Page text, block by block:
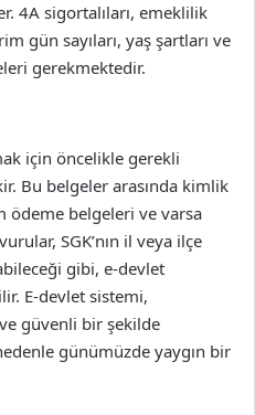
4A sigortalıları, emeklilik
gün sayıları, yaş şartları ve
gerekmektedir.
için öncelikle gerekli
Bu belgeler arasında kimlik
ödeme belgeleri ve varsa
SGK’nın il veya ilçe
gibi, e-devlet
E-devlet sistemi,
ve güvenli bir şekilde
günümüzde yaygın bir